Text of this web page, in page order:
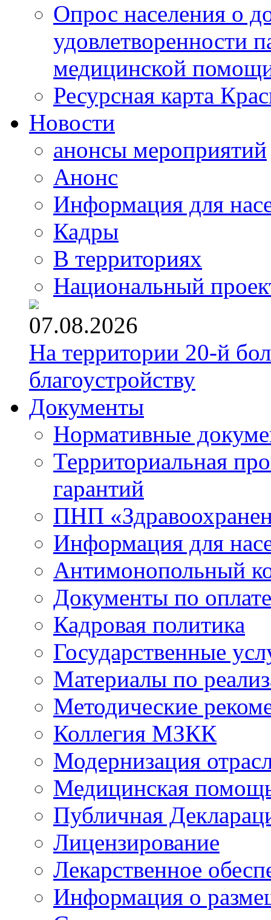
Опрос населения о
удовлетворенности
медицинской
Ресурсная карта
Новости
анонсы мероприятий
Анонс
Информация для
Кадры
В территориях
Национальный
07.08.2026
На территории 20-й
благоустройству
Документы
Нормативные
Территориальная
гарантий
ПНП
Информация для
Антимонопольный
Документы по
Кадровая политика
Государственные
Материалы по
Методические
Коллегия МЗКК
Модернизация
Медицинская
Публичная
Лицензирование
Лекарственное
Информация о